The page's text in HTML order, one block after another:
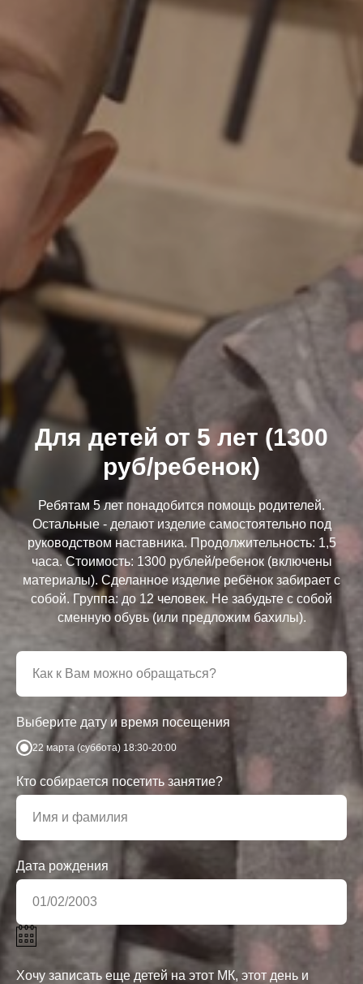
Для детей от 5 лет (1300
руб/ребенок)
Ребятам 5 лет понадобится помощь родителей.
Остальные - делают изделие самостоятельно под
руководством наставника. Продолжительность: 1,5
часа. Стоимость: 1300 рублей/ребенок (включены
материалы). Сделанное изделие ребёнок забирает с
собой. Группа: до 12 человек. Не забудьте с собой
сменную обувь (или предложим бахилы).
Выберите дату и время посещения
22 марта (суббота) 18:30-20:00
Кто собирается посетить занятие?
Дата рождения
Хочу записать еще детей на этот МК, этот день и